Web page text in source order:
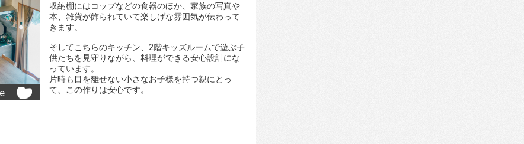
収納棚にはコップなどの食器のほか、家族の写真や
本、雑貨が飾られていて楽しげな雰囲気が伝わって
きます。
そしてこちらのキッチン、2階キッズルームで遊ぶ子
供たちを見守りながら、料理ができる安心設計にな
っています。
片時も目を離せない小さなお子様を持つ親にとっ
て、この作りは安心です。